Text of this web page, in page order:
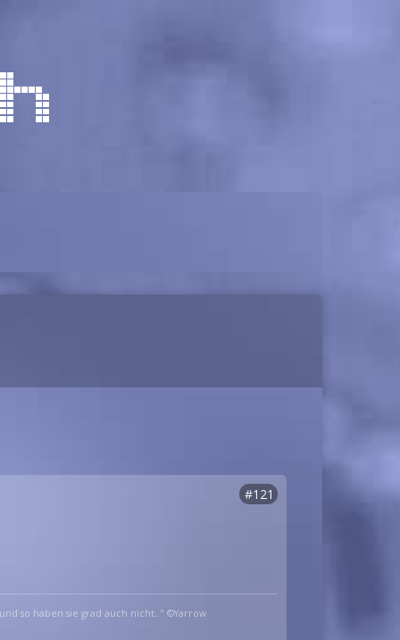
#121
so haben sie grad auch nicht.." ©Yarrow